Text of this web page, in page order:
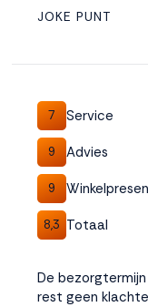
JOKE PUNT
7 Service
9 Advies
9
8,3 Totaal
De bezorgtermijn
rest geen